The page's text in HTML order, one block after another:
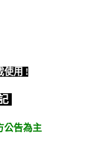
使用 !
公告為主